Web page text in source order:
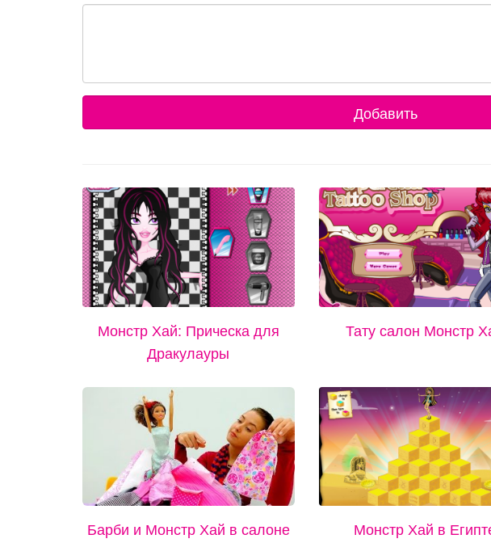
Добавить
Монстр Хай: Прическа для
Дракулауры
Тату салон Монстр
Барби и Монстр Хай в салоне
Монстр Хай в